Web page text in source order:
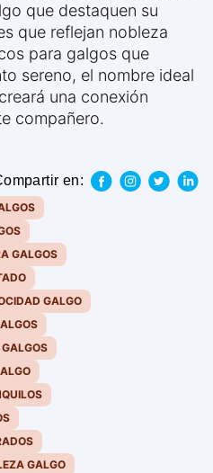
que destaquen su
que reflejan nobleza
para galgos que
sereno, el nombre ideal
una conexión
compañero.
en:
GALGOS
GALGO
GALGO